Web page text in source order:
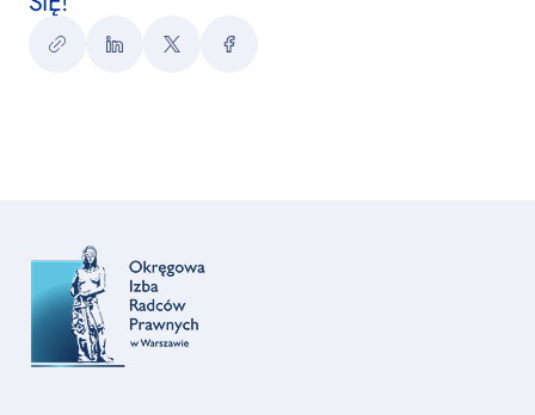
KopiujLinkedInTwitterFacebook